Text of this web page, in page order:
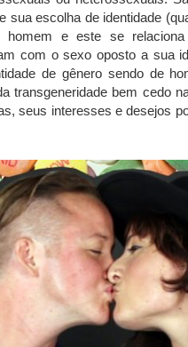
sua escolha de identidade
e este se
com o sexo oposto a sua
de gênero sendo de
transgeneridade bem cedo
seus interesses e desejos